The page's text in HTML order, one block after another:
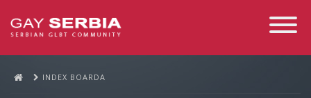
Toggle
INDEX BOARDA